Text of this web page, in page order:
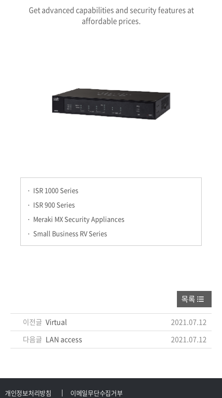
Get advanced capabilities and security features at
affordable prices.
ISR 1000 Series
ISR 900 Series
Meraki MX Security Appliances
Small Business RV Series
목록
이전글 Virtual
2021.07.12
다음글 LAN access 2021.07.12
개인정보처리방침 이메일무단수집거부